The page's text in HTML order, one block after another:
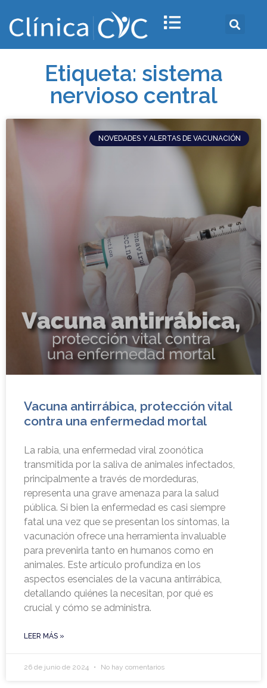
Etiqueta: sistema
nervioso central
NOVEDADES Y ALERTAS DE VACUNACIÓN
Vacuna antirrábica, protección vital
contra una enfermedad mortal
La rabia, una enfermedad viral zoonótica
transmitida por la saliva de animales infectados,
principalmente a través de mordeduras,
representa una grave amenaza para la salud
pública. Si bien la enfermedad es casi siempre
fatal una vez que se presentan los síntomas, la
vacunación ofrece una herramienta invaluable
para prevenirla tanto en humanos como en
animales. Este artículo profundiza en los
aspectos esenciales de la vacuna antirrábica,
detallando quiénes la necesitan, por qué es
crucial y cómo se administra.
LEER MÁS »
26 de junio de 2024 No hay comentarios